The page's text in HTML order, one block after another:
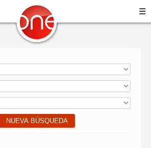
☰
NUEVA BÚSQUEDA